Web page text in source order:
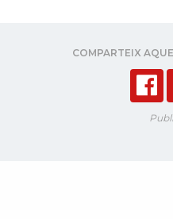
COMPARTEIX